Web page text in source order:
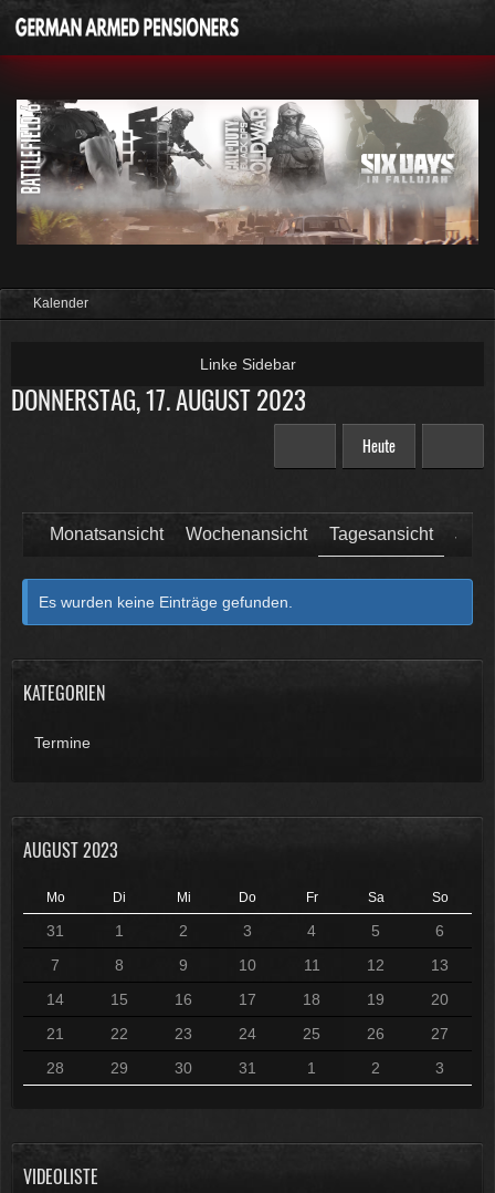
Kalender
DONNERSTAG, 17. AUGUST 2023
Heute
Monatsansicht Wochenansicht Tagesansicht
Es wurden keine Einträge gefunden.
KATEGORIEN
Termine
AUGUST 2023
Mo Di Mi Do Fr Sa So
31 1 2 3 4 5
6
7
8 9 10 11 12
13
14
15 16 17 18 19
20
21
22 23 24 25 26
27
28
29 30 31 1 2 3
VIDEOLISTE